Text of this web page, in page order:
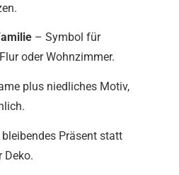
– Symbol für
oder Wohnzimmer.
plus niedliches Motiv,
Präsent statt
Deko.